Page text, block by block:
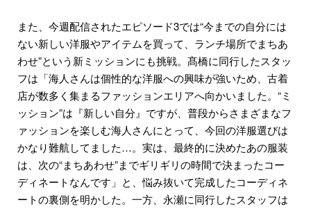
また、今週配信されたエピソード3では“今までの自分には
ない新しい洋服やアイテムを買って、ランチ場所でまちあ
わせ”という新ミッションにも挑戦。髙橋に同行したスタッ
フは「海人さんは個性的な洋服への興味が強いため、古着
店が数多く集まるファッションエリアへ向かいました。“ミ
ッション”は『新しい自分』ですが、普段からさまざまなフ
ァッションを楽しむ海人さんにとって、今回の洋服選びは
かなり難航してました…。実は、最終的に決めたあの服装
は、次の“まちあわせ”までギリギリの時間で決まったコー
ディネートなんです」と、悩み抜いて完成したコーディネ
ートの裏側を明かした。一方、永瀬に同行したスタッフは